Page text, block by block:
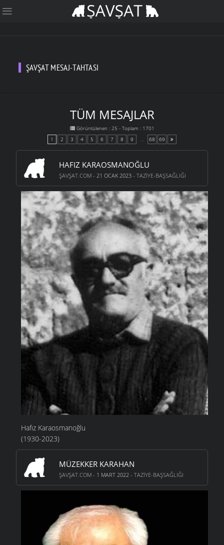
ŞAVŞAT MESAJ-TAHTASI
TÜM MESAJLAR
Görüntülenen : 25 - Toplam : 1701
1 2 3 4 5 6 7 8 9 ... 68 69
HAFIZ KARAOSMANOĞLU
ŞAVŞAT.COM - 21 OCAK 2023 - TAZIYE-BAŞSAĞLIĞI
Hafız Karaosmanoğlu
(1930-2023)
MÜZEKKER KARAHAN
ŞAVŞAT.COM - 1 MART 2022 - TAZIYE-BAŞSAĞLIĞI